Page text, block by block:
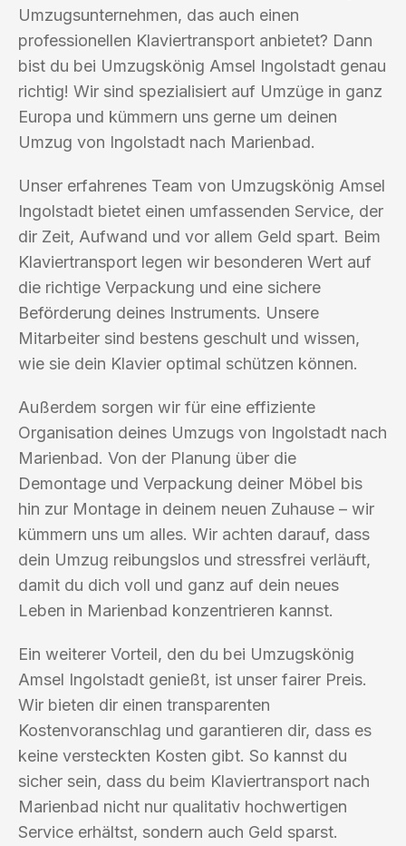
Umzugsunternehmen, das auch einen
professionellen Klaviertransport anbietet? Dann
bist du bei Umzugskönig Amsel Ingolstadt genau
richtig! Wir sind spezialisiert auf Umzüge in ganz
Europa und kümmern uns gerne um deinen
Umzug von Ingolstadt nach Marienbad.
Unser erfahrenes Team von Umzugskönig Amsel
Ingolstadt bietet einen umfassenden Service, der
dir Zeit, Aufwand und vor allem Geld spart. Beim
Klaviertransport legen wir besonderen Wert auf
die richtige Verpackung und eine sichere
Beförderung deines Instruments. Unsere
Mitarbeiter sind bestens geschult und wissen,
wie sie dein Klavier optimal schützen können.
Außerdem sorgen wir für eine effiziente
Organisation deines Umzugs von Ingolstadt nach
Marienbad. Von der Planung über die
Demontage und Verpackung deiner Möbel bis
hin zur Montage in deinem neuen Zuhause – wir
kümmern uns um alles. Wir achten darauf, dass
dein Umzug reibungslos und stressfrei verläuft,
damit du dich voll und ganz auf dein neues
Leben in Marienbad konzentrieren kannst.
Ein weiterer Vorteil, den du bei Umzugskönig
Amsel Ingolstadt genießt, ist unser fairer Preis.
Wir bieten dir einen transparenten
Kostenvoranschlag und garantieren dir, dass es
keine versteckten Kosten gibt. So kannst du
sicher sein, dass du beim Klaviertransport nach
Marienbad nicht nur qualitativ hochwertigen
Service erhältst, sondern auch Geld sparst.